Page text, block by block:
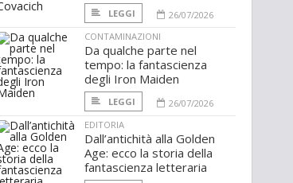
LEGGI
26/07/2026
CONTAMINAZIONI
Da qualche parte nel
tempo: la fantascienza
degli Iron Maiden
LEGGI
26/07/2026
EDITORIA
Dall’antichità alla Golden
Age: ecco la storia della
fantascienza letteraria